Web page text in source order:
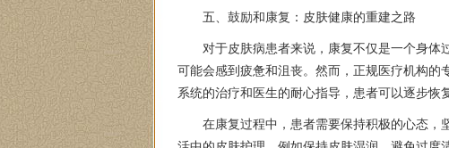
五、鼓励和康复：皮肤健康的重建之路
对于皮肤病患者来说，康复不仅是一个身体
可能会感到疲惫和沮丧。然而，正规医疗机构的
系统的治疗和医生的耐心指导，患者可以逐步恢
在康复过程中，患者需要保持积极的心态，